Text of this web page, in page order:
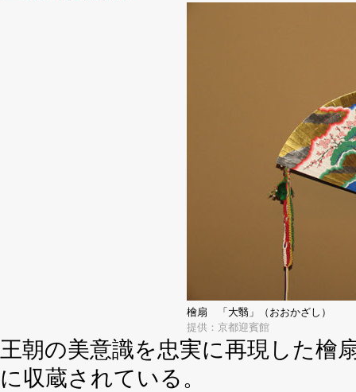
檜扇 「大翳」（おおかざし）
提供：京都迎賓館
王朝の美意識を忠実に再現した檜
に収蔵されている。